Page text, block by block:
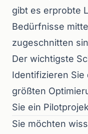
gibt es erprobte
Bedürfnisse
zugeschnitten
Der wichtigste
Identifizieren Sie
größten
Sie ein
Sie möchten